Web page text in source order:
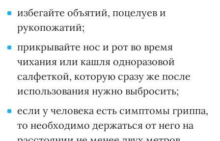
избегайте объятий, поцелуев и
рукопожатий;
прикрывайте нос и рот во время
чихания или кашля одноразовой
салфеткой, которую сразу же после
использования нужно выбросить;
если у человека есть симптомы гриппа,
то необходимо держаться от него на